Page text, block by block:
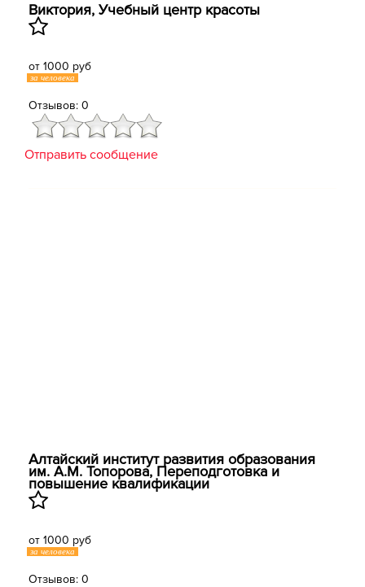
Виктория, ​Учебный центр красоты
от 1000 руб
за человека
Отзывов: 0
Отправить сообщение
Алтайский институт развития образования
им. А.М. Топорова, Переподготовка и
повышение квалификации
от 1000 руб
за человека
Отзывов: 0